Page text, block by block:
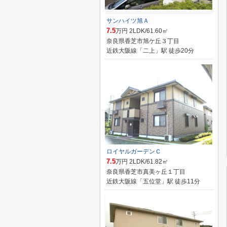
サンハイツ旭Ａ
7.5万円 2LDK/61.60㎡
奈良県香芝市旭ケ丘３丁目
近鉄大阪線「二上」駅 徒歩20分
ロイヤルガーデンＣ
7.5万円 2LDK/61.82㎡
奈良県香芝市真美ヶ丘１丁目
近鉄大阪線「五位堂」駅 徒歩11分